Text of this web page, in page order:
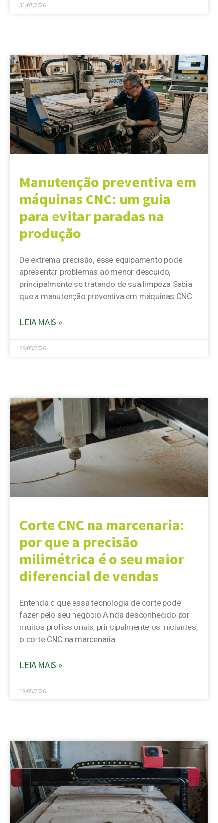
31/07/2026
Manutenção preventiva em
máquinas CNC: um guia
para evitar paradas na
produção
De extrema precisão, esse equipamento pode
apresentar problemas ao menor descuido,
principalmente se tratando de sua limpeza Sabia
que a manutenção preventiva em máquinas CNC
LEIA MAIS »
29/05/2026
Corte CNC na marcenaria:
por que a precisão
milimétrica é o seu maior
diferencial de vendas
Entenda o que essa tecnologia de corte pode
fazer pelo seu negócio Ainda desconhecido por
muitos profissionais, principalmente os iniciantes,
o corte CNC na marcenaria
LEIA MAIS »
18/05/2026